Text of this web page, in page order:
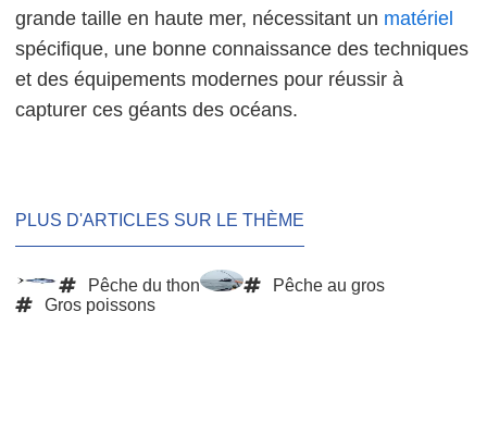
grande taille en haute mer, nécessitant un matériel
spécifique, une bonne connaissance des techniques
et des équipements modernes pour réussir à
capturer ces géants des océans.
PLUS D'ARTICLES SUR LE THÈME
Pêche du thon
Pêche au gros
Gros poissons